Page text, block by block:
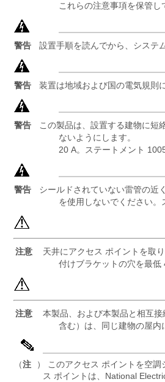
これらの注意事項を保管し
警告 設置手順を読んでから、システ
警告 装置は地域および国の電気規則
警告
この製品は、設置する建物に短
ないようにします。
20 A。ステートメント
警告
シールドされていない雷管の近
を使用しないでください
注意
天井にアクセス ポイントを取
付けブラケットの穴を最低
注意
本製品、および本製品と相互
含む）は、同じ建物の屋内
（注
） このアクセス ポイントを空
ス ポイントは、National